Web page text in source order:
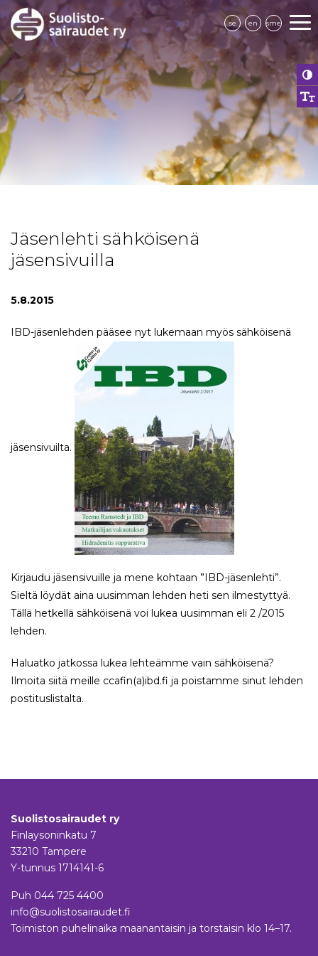
se en sme
Jäsenlehti sähköisenä
jäsensivuilla
5.8.2015
IBD-jäsenlehden pääsee nyt lukemaan myös sähköisenä
jäsensivuilta.
Kirjaudu jäsensivuille ja mene kohtaan ”IBD-jäsenlehti”.
Sieltä löydät aina uusimman lehden heti sen ilmestyttyä.
Tällä hetkellä sähköisenä voi lukea uusimman eli 2 /2015
lehden.
Haluatko jatkossa lukea lehteämme vain sähköisenä?
Ilmoita siitä meille ccafin(a)ibd.fi ja poistamme sinut lehden
postituslistalta.
Suolistosairaudet ry
Finlaysoninkatu 7
33210 Tampere
Y-tunnus 1714141-6
Puh 044 725 4400
info@suolistosairaudet.fi
Toimiston puhelinaika maanantaisin ja torstaisin klo 14–17.